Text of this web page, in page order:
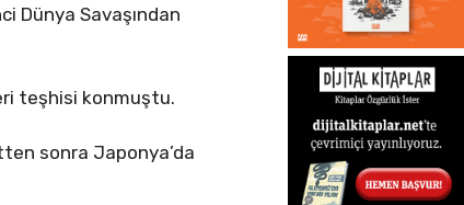
Dünya Savaşından
teşhisi konmuştu.
sonra Japonya’da